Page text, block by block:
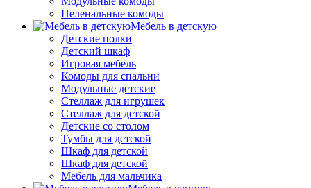
Пеленальные комоды
Мебель в детскую
Детские полки
Детский шкаф
Игровая мебель
Комоды для спальни
Модульные детские
Стеллаж для игрушек
Стеллаж для детской
Детские со столом
Тумбы для детской
Шкаф для детской
Шкаф для детской
Мебель для мальчика